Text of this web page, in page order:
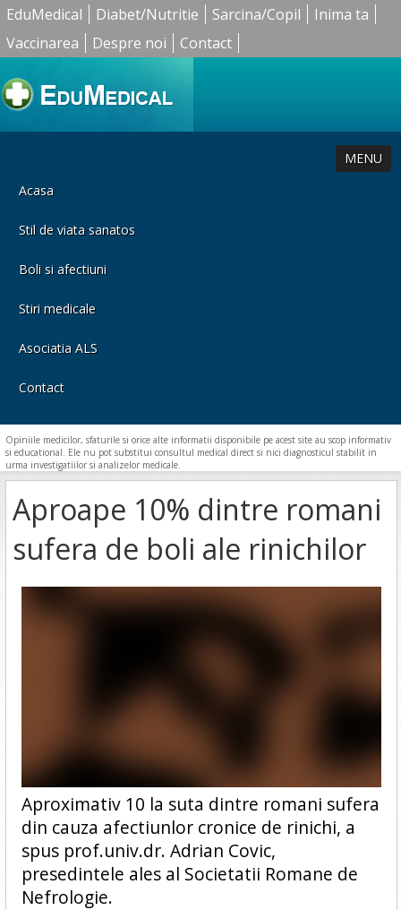
EduMedical Diabet/Nutritie Sarcina/Copil
Inima ta
Vaccinarea
Despre noi Contact
MENU
Acasa
Stil de viata sanatos
Boli si afectiuni
Stiri medicale
Asociatia ALS
Contact
Opiniile medicilor, sfaturile si orice alte informatii disponibile pe acest site au scop informativ
si educational. Ele nu pot substitui consultul medical direct si nici diagnosticul stabilit in
urma investigatiilor si analizelor medicale.
Aproape 10% dintre romani
sufera de boli ale rinichilor
Aproximativ 10 la suta dintre romani sufera
din cauza afectiunlor cronice de rinichi, a
spus prof.univ.dr. Adrian Covic,
presedintele ales al Societatii Romane de
Nefrologie.